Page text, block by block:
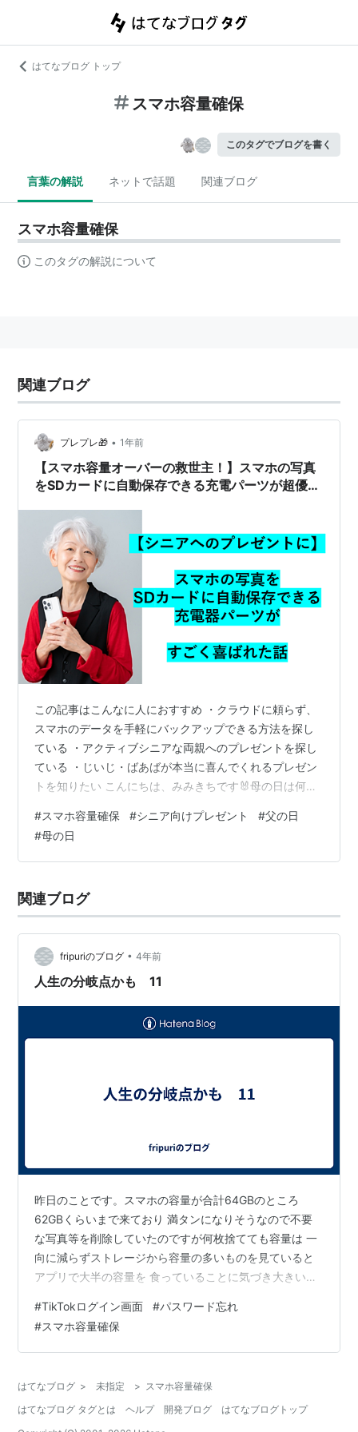
はてなブログ トップ
スマホ容量確保
このタグでブログを書く
言葉の解説 ネットで話題 関連ブログ
スマホ容量確保
このタグの解説について
関連ブログ
プレプレ🎁 • 1年前
【スマホ容量オーバーの救世主！】スマホの写真
をSDカードに自動保存できる充電パーツが超優
この記事はこんなに人におすすめ ・クラウドに頼らず、
スマホのデータを手軽にバックアップできる方法を探し
ている ・アクティブシニアな両親へのプレゼントを探し
ている ・じいじ・ばあばが本当に喜んでくれるプレゼン
トを知りたい こんにちは、みみきちです🐰母の日は何を
生日プレゼントにもピッタリの、スマホ関連商品を紹介
します。シニアになりつつあるご両親も「こんなアイテ
ム欲しかったーーーー！」と喜んでくれること間違いな
がパンパンなじいじ・ばあばたち 2. 「スマホを買い替え
ずに容量を増やしたい…でも…
#スマホ容量確保 #シニア向けプレゼント #父の日
#母の日
関連ブログ
fripuriのブログ • 4年前
人生の分岐点かも 11
昨日のことです。スマホの容量が合計64GBのところ
62GBくらいまで来ており 満タンになりそうなので不要
な写真等を削除していたのですが何枚捨てても容量は 一
向に減らずストレージから容量の多いものを見ていると
アプリで大半の容量を 食っていることに気づき大きいデ
ンストールする訳ではないので対して考えもせずポチポ
チと・・・ 一通り終わり20GBほど減り「随分空いたな
ぁ～」とほくそ笑んでいたのも束の間 TikTokを見ようと
める。 LINEを開けても初期設定の画面、二瞬青ざめる。
他のアプリはともかく …
#TikTokログイン画面 #パスワード忘れ
#スマホ容量確保
はてなブログ > 未指定 > スマホ容量確保
はてなブログ タグとは
ヘルプ 開発ブログ
はてなブログトップ